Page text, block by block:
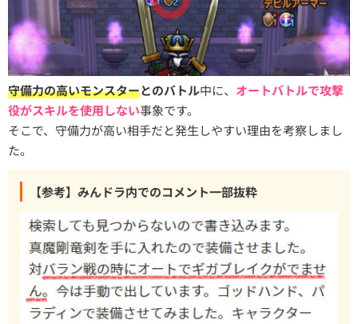
守備力の高いモンスターとのバトル中に、 オートバトルで攻撃
役がスキルを使用しない事象です。
そこで、守備力が高い相手だと発生しやすい理由を考察しまし
た。
【参考】みんドラ内でのコメント一部抜粋